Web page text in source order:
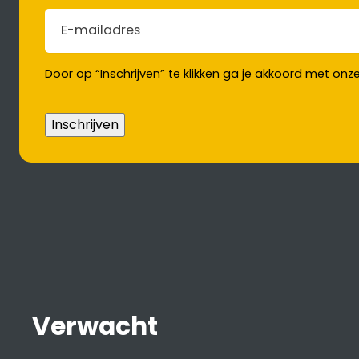
E-mailadres
Door op “Inschrijven” te klikken ga je akkoord met onze
Inschrijven
Verwacht